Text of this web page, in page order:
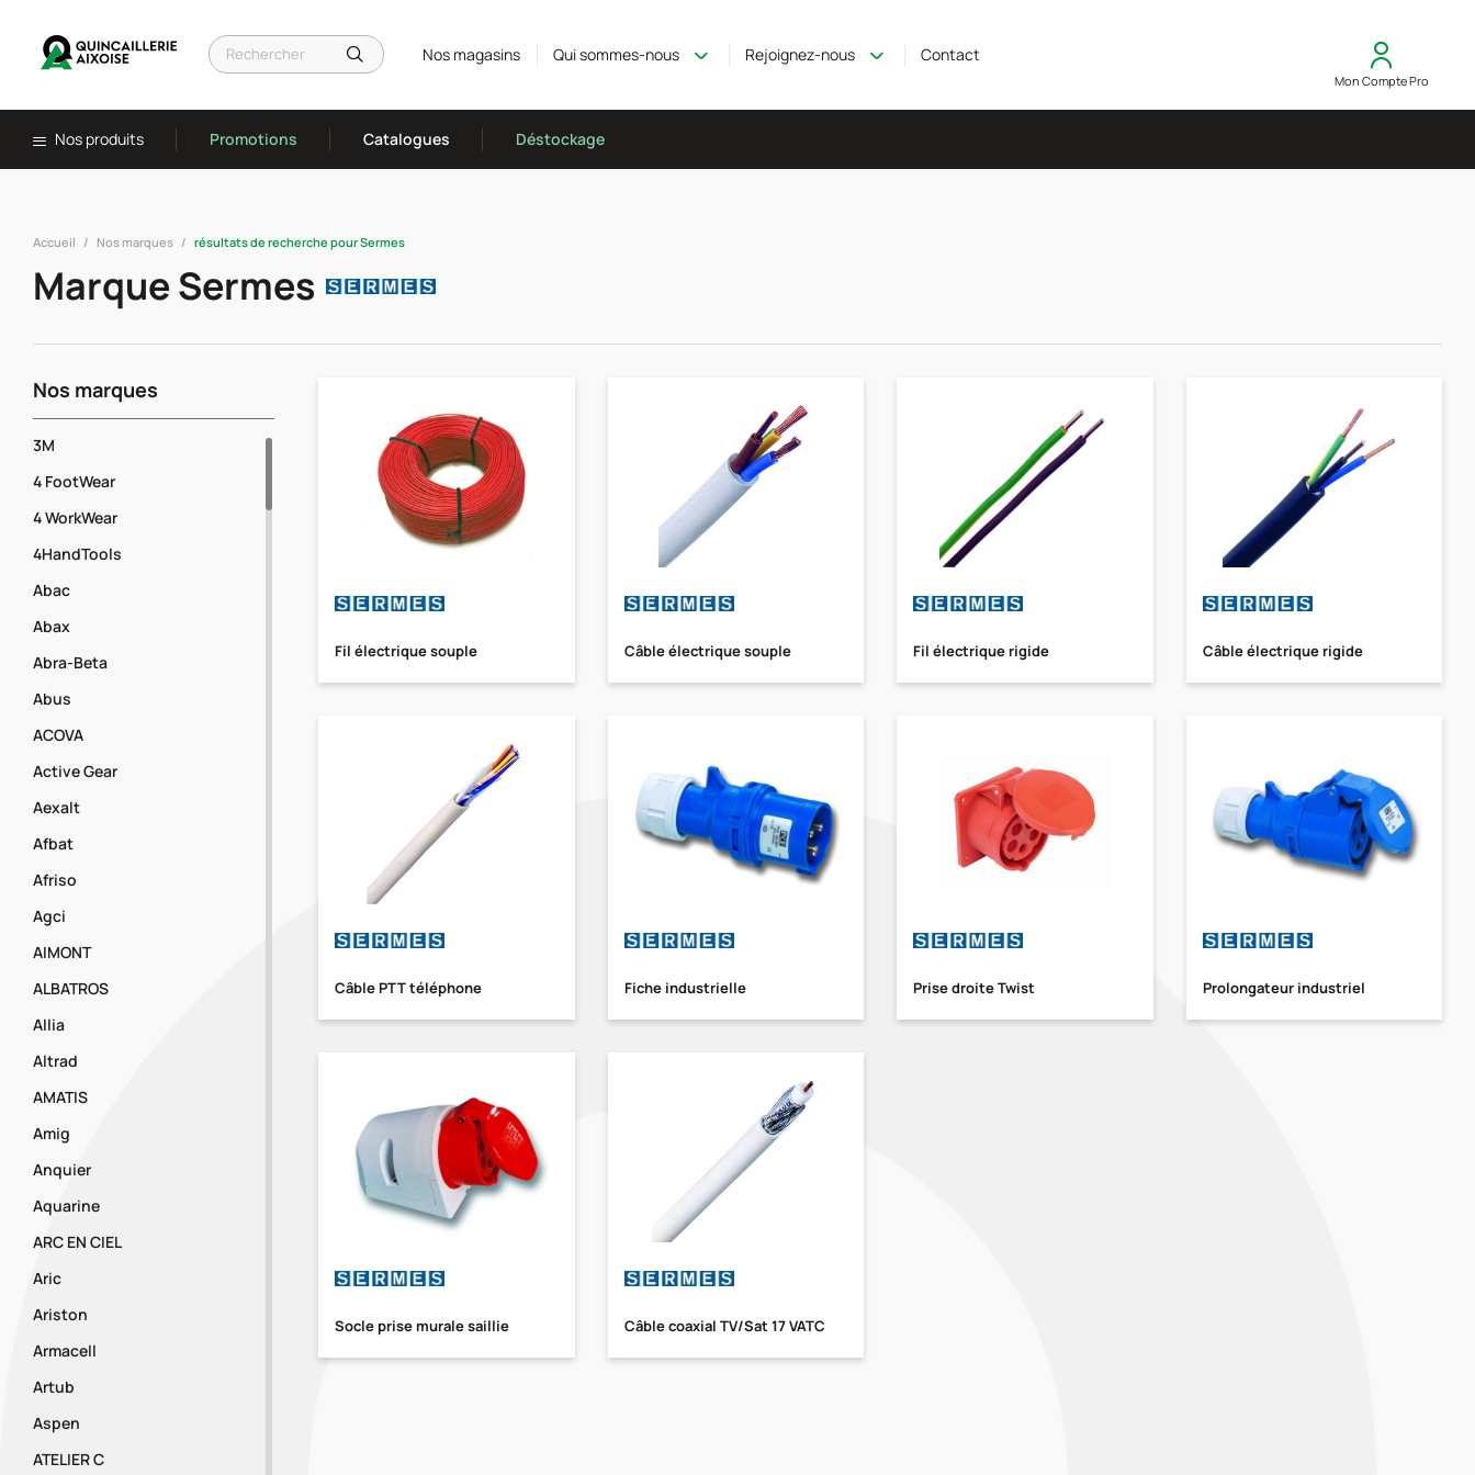
Nos magasins Qui sommes-nous Rejoignez-nous Contact
Mon Compte Pro
Nos produits Promotions Catalogues Déstockage
Accueil Nos marques résultats de recherche pour Sermes
Marque Sermes
Nos marques
3M
4 FootWear
4 WorkWear
4HandTools
Abac
Abax
Abra-Beta
Abus
ACOVA
Active Gear
Aexalt
Afbat
Afriso
Agci
AIMONT
ALBATROS
Allia
Altrad
AMATIS
Amig
Anquier
Aquarine
ARC EN CIEL
Aric
Ariston
Armacell
Artub
Aspen
ATELIER C
Fil électrique souple Câble électrique souple Fil électrique rigide Câble électrique rigide
Câble PTT téléphone Fiche industrielle Prise droite Twist Prolongateur industriel
Socle prise murale saillie Câble coaxial TV/Sat 17 VATC